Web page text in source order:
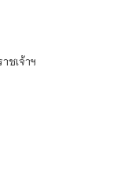
ชเจ้าฯ